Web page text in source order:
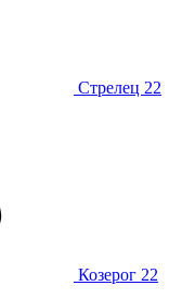
Стрелец 22
Козерог 22